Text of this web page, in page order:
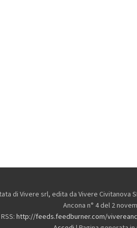
di Vivere srl, edita da Vivere Civitanova
Ancona n° 4 del 2
RSS: http://feeds.feedburner.com/